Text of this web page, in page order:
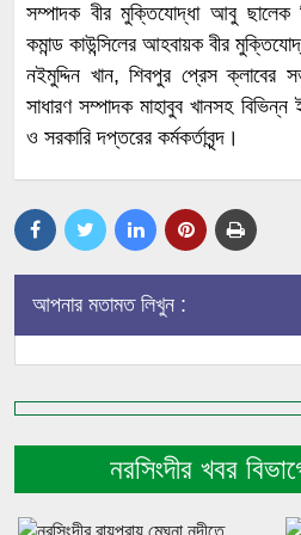
সম্পাদক বীর মুক্তিযোদ্ধা আবু ছালেক
কমান্ড কাউন্সিলের আহবায়ক বীর
নইমুদ্দিন খান, শিবপুর প্রেস ক্লাবের
সাধারণ সম্পাদক মাহাবুব খানসহ বিভিন্ন
ও সরকারি দপ্তরের কর্মকর্তাবৃন্দ।
আপনার মতামত লিখুন :
নরসিংদীর খবর